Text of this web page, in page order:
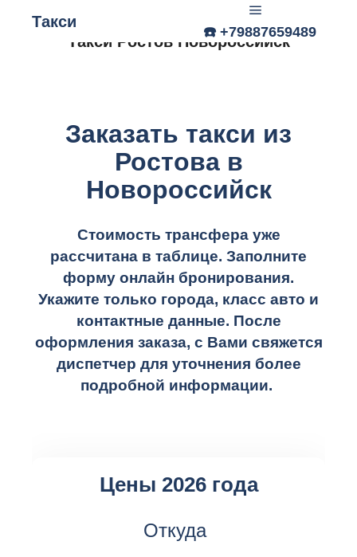
Такси
Главное меню
☎️ +79887659489
Такси Ростов Новороссийск
Заказать такси из
Ростова в
Новороссийск
Стоимость трансфера уже
рассчитана в таблице. Заполните
форму онлайн бронирования.
Укажите только города, класс авто и
контактные данные. После
оформления заказа, с Вами свяжется
диспетчер для уточнения более
подробной информации.
Цены 2026 года
Откуда